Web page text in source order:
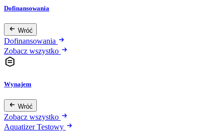
Dofinansowania
Wróć
Dofinansowania
Zobacz wszystko
Wynajem
Wróć
Zobacz wszystko
Aquatizer Testowy